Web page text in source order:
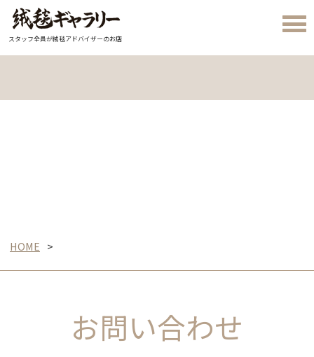
スタッフ全員が絨毯アドバイザーのお店
HOME
お問い合わせ